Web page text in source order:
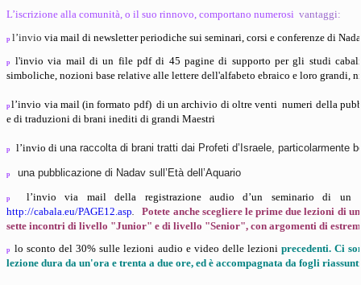
L’iscrizione alla comunità, o il suo rinnovo, comportano numerosi vantaggi:
p l’invio via mail di newsletter periodiche sui seminari, corsi e conferenze di
p l'invio via mail di un file pdf di 45 pagine di supporto per gli studi
simboliche, nozioni base relative alle lettere dell'alfabeto ebraico e loro
pl’invio via mail (in formato pdf) di un archivio di oltre venti numeri della
e di traduzioni di brani inediti di grandi Maestri
p l’invio di una raccolta di brani tratti dai Profeti d’Israele, particolarmente
p una pubblicazione di Nadav sull’Età dell’Aquario
p
l’invio via mail della registrazione audio d’un seminario di
http://cabala.eu/PAGE12.asp.Potete anche scegliere le prime due lezioni di
sette incontri di livello "Junior" e di livello "Senior", con argomenti di
plo sconto del 30% sulle lezioni audio e video delle lezioni precedenti. Ci
lezione dura da un'ora e trenta a due ore, ed è accompagnata da fogli